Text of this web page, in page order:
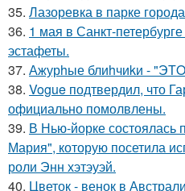
35. Лазоревка в парке
36. 1 мая в Санкт-
эстафеты.
37. Ажурhые блиhчиkи -
38. Vogue подтвердил, что
официально помолвлены.
39. В Нью-йорке
Мария", которую посетила
роли Энн хэтэуэй.
40. Цветок - венок в